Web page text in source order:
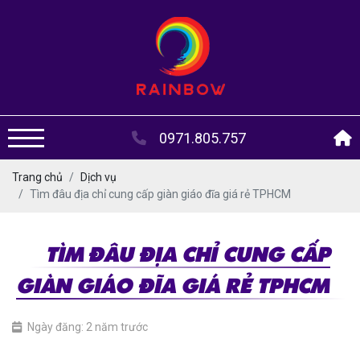
0971.805.757
Trang chủ
Dịch vụ
Tìm đâu địa chỉ cung cấp giàn giáo đĩa giá rẻ TPHCM
TÌM ĐÂU ĐỊA CHỈ CUNG CẤP
GIÀN GIÁO ĐĨA GIÁ RẺ TPHCM
Ngày đăng: 2 năm trước